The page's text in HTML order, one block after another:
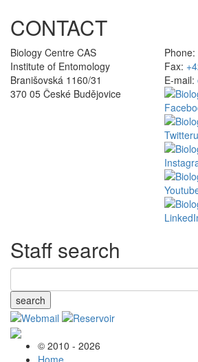
CONTACT
Biology Centre CAS
Institute of Entomology
Branišovská 1160/31
370 05 České Budějovice
Phone:
Fax:
E-mail:
Staff search
search
© 2010 - 2026
Home